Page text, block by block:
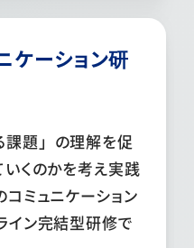
ケーション研
課題」の理解を促
いくのかを考え実践
コミュニケーション
イン完結型研修で